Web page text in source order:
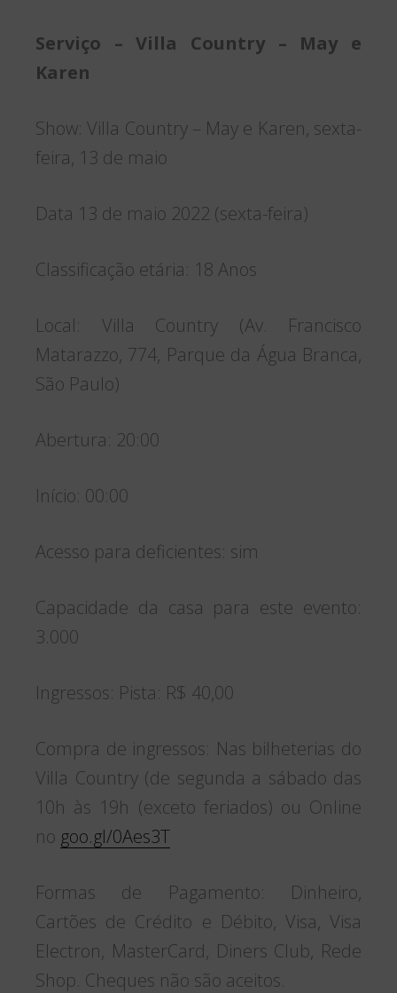
Serviço – Villa Country – May e
Karen
Show: Villa Country – May e Karen, sexta-
feira, 13 de maio
Data 13 de maio 2022 (sexta-feira)
Classificação etária: 18 Anos
Local: Villa Country (Av. Francisco
Matarazzo, 774, Parque da Água Branca,
São Paulo)
Abertura: 20:00
Início: 00:00
Acesso para deficientes: sim
Capacidade da casa para este evento:
3.000
Ingressos: Pista: R$ 40,00
Compra de ingressos: Nas bilheterias do
Villa Country (de segunda a sábado das
10h às 19h (exceto feriados) ou Online
no goo.gl/0Aes3T
Formas de Pagamento: Dinheiro,
Cartões de Crédito e Débito, Visa, Visa
Electron, MasterCard, Diners Club, Rede
Shop. Cheques não são aceitos.